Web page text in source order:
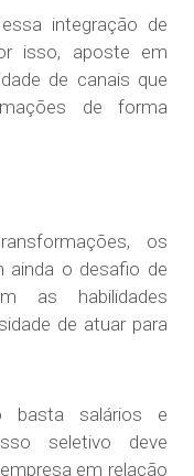
integração de
isso, aposte em
de canais que
de forma
os
ainda o desafio de
as habilidades
de atuar para
basta salários e
seletivo deve
em relação